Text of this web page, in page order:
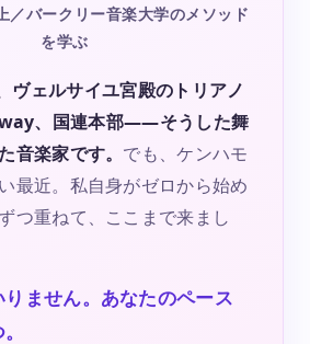
／バークリー音楽大学のメソッド
を学ぶ
ェルサイユ宮殿のトリアノ
、国連本部——そうした舞
音楽家です。 でも、ケンハモ
最近。私自身がゼロから始め
つ重ねて、ここまで来まし
ません。あなたのペース